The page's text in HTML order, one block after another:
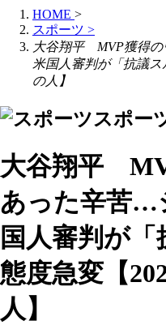
HOME >
スポーツ >
大谷翔平 MVP獲得
米国人審判が「抗議
の人】
スポー
大谷翔平
あった辛苦…
国人審判が
態度急変【
人】